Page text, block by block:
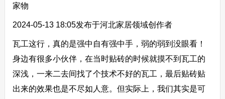
家物
2024-05-13 18:05发布于河北家居领域创作者
瓦工这行，真的是强中自有强中手，弱的弱到没眼看！
身边有很多小伙伴，在当时贴砖的时候就摸不到瓦工的
深浅，一来二去间找了个技术不好的瓦工，最后贴砖贴
出来的效果也是不尽如人意。但实际上，我们其实是可